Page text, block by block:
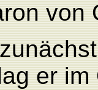
von
er